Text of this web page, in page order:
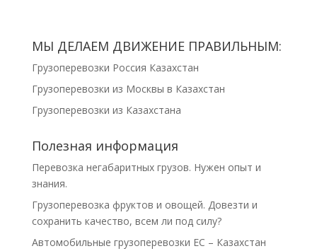
МЫ ДЕЛАЕМ ДВИЖЕНИЕ ПРАВИЛЬНЫМ:
Грузоперевозки Россия Казахстан
Грузоперевозки из Москвы в Казахстан
Грузоперевозки из Казахстана
Полезная информация
Перевозка негабаритных грузов. Нужен опыт и
знания.
Грузоперевозка фруктов и овощей. Довезти и
сохранить качество, всем ли под силу?
Автомобильные грузоперевозки ЕС – Казахстан